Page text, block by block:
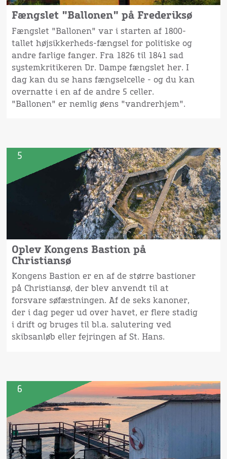
Fængslet "Ballonen" på Frederiksø
Fængslet "Ballonen" var i starten af 1800-
tallet højsikkerheds-fængsel for politiske og
andre farlige fanger. Fra 1826 til 1841 sad
systemkritikeren Dr. Dampe fængslet her. I
dag kan du se hans fængselcelle - og du kan
overnatte i en af de andre 5 celler.
"Ballonen" er nemlig øens "vandrerhjem".
5
Oplev Kongens Bastion på
Christiansø
Kongens Bastion er en af de større bastioner
på Christiansø, der blev anvendt til at
forsvare søfæstningen. Af de seks kanoner,
der i dag peger ud over havet, er flere stadig
i drift og bruges til bl.a. salutering ved
skibsanløb eller fejringen af St. Hans.
6